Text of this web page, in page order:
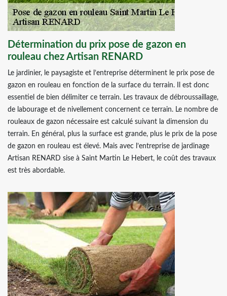
Détermination du prix pose de gazon en
rouleau chez Artisan RENARD
Le jardinier, le paysagiste et l’entreprise déterminent le prix pose de
gazon en rouleau en fonction de la surface du terrain. Il est donc
essentiel de bien délimiter ce terrain. Les travaux de débroussaillage,
de labourage et de nivellement concernent ce terrain. Le nombre de
rouleaux de gazon nécessaire est calculé suivant la dimension du
terrain. En général, plus la surface est grande, plus le prix de la pose
de gazon en rouleau est élevé. Mais avec l’entreprise de jardinage
Artisan RENARD sise à Saint Martin Le Hebert, le coût des travaux
est très abordable.